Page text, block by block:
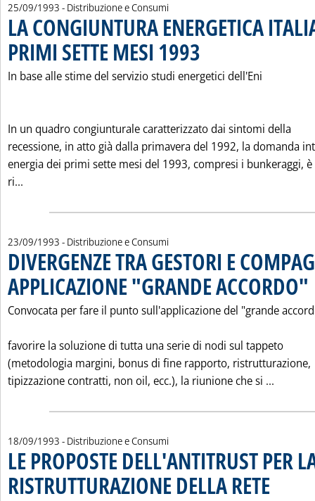
25/09/1993 - Distribuzione e Consumi
LA CONGIUNTURA ENERGETICA
PRIMI SETTE MESI 1993
In base alle stime del servizio studi energetici dell'Eni
In un quadro congiunturale caratterizzato dai sintomi della
recessione, in atto già dalla primavera del 1992, la domanda
energia dei primi sette mesi del 1993, compresi i bunkeraggi, è
ri...
23/09/1993 - Distribuzione e Consumi
DIVERGENZE TRA GESTORI E
APPLICAZIONE "GRANDE ACCORDO"
Convocata per fare il punto sull'applicazione del "grande
favorire la soluzione di tutta una serie di nodi sul tappeto
(metodologia margini, bonus di fine rapporto, ristrutturazione,
tipizzazione contratti, non oil, ecc.), la riunione che si ...
18/09/1993 - Distribuzione e Consumi
LE PROPOSTE DELL'ANTITRUST PER
RISTRUTTURAZIONE DELLA RETE